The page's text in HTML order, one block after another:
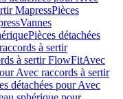
MapressPièces
Vannes
Pièces détachées
à sertir
à sertir FlowFitAvec
Avec raccords à sertir
détachées pour Avec